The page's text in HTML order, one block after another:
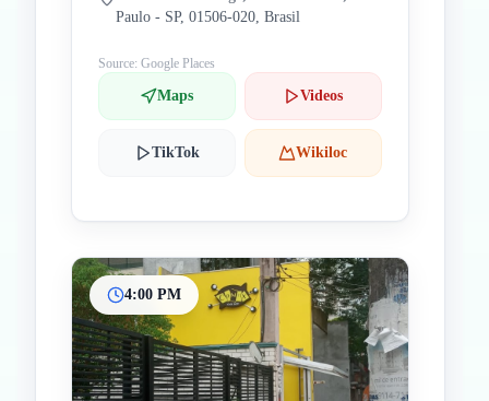
Paulo - SP, 01506-020, Brasil
Source: Google Places
Maps Videos
TikTok Wikiloc
4:00 PM